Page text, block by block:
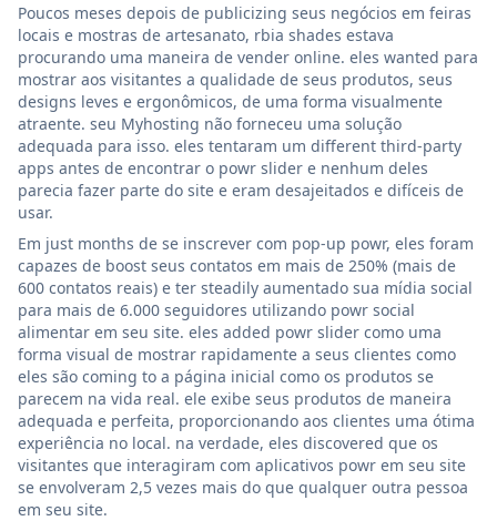
Poucos meses depois de publicizing seus negócios em feiras
locais e mostras de artesanato, rbia shades estava
procurando uma maneira de vender online. eles wanted para
mostrar aos visitantes a qualidade de seus produtos, seus
designs leves e ergonômicos, de uma forma visualmente
atraente. seu Myhosting não forneceu uma solução
adequada para isso. eles tentaram um different third-party
apps antes de encontrar o powr slider e nenhum deles
parecia fazer parte do site e eram desajeitados e difíceis de
usar.
Em just months de se inscrever com pop-up powr, eles foram
capazes de boost seus contatos em mais de 250% (mais de
600 contatos reais) e ter steadily aumentado sua mídia social
para mais de 6.000 seguidores utilizando powr social
alimentar em seu site. eles added powr slider como uma
forma visual de mostrar rapidamente a seus clientes como
eles são coming to a página inicial como os produtos se
parecem na vida real. ele exibe seus produtos de maneira
adequada e perfeita, proporcionando aos clientes uma ótima
experiência no local. na verdade, eles discovered que os
visitantes que interagiram com aplicativos powr em seu site
se envolveram 2,5 vezes mais do que qualquer outra pessoa
em seu site.